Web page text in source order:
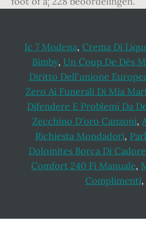
Ic 7 Modena, Crema Di
Bimby, Un Coup De Dés
Diritto Dell'unione
Zero Ai Funerali Di Mia
Difendere E Problemi Da
Zecchino D'oro Canzoni,
Richiesta Mondadori,
Dolomites Borca Di Cadore
Comfort 240 Fi Manuale,
Complimenti,